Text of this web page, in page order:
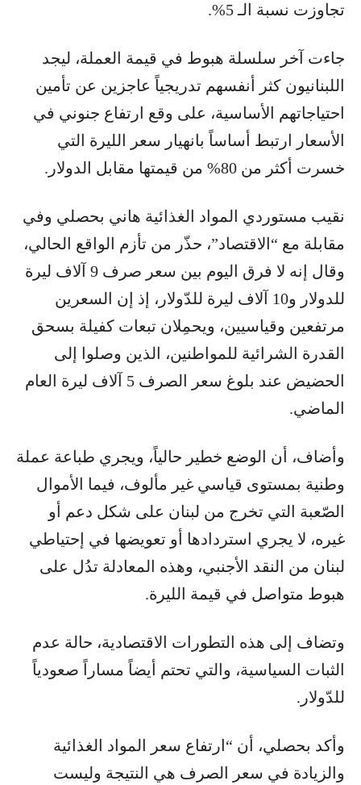
تجاوزت نسبة الـ 5%.
جاءت آخر سلسلة هبوط في قيمة العملة، ليجد
اللبنانيون كثر أنفسهم تدريجياً عاجزين عن تأمين
احتياجاتهم الأساسية، على وقع ارتفاع جنوني في
الأسعار ارتبط أساساً بانهيار سعر الليرة التي
خسرت أكثر من 80% من قيمتها مقابل ​الدولار​.
نقيب مستوردي ​المواد الغذائية​ هاني ​بحصلي​ وفي
مقابلة مع “الاقتصاد”، حذّر من تأزم الواقع الحالي،
وقال إنه لا فرق اليوم بين سعر صرف 9 آلاف ليرة
للدولار و10 آلاف ليرة للدّولار، إذ إن السعرين
مرتفعين وقياسيين، ويحمِلان تبعات كفيلة بسحق
القدرة الشرائية للمواطنين، الذين وصلوا إلى
الحضيض عند بلوغ سعر الصرف 5 آلاف ليرة العام
الماضي.
وأضاف، أن الوضع خطير حالياً، ويجري ​طباعة​ عملة
وطنية بمستوى قياسي غير مألوف، فيما الأموال
الصّعبة التي تخرج من لبنان على شكل دعم أو
غيره، لا يجري استردادها أو تعويضها في إحتياطي
لبنان من ​النقد الأجنبي​، وهذه المعادلة تدُل على
هبوط متواصل في قيمة الليرة.
وتضاف إلى هذه التطورات الاقتصادية، حالة عدم
الثبات السياسية، والتي تحتم أيضاً مساراً صعودياً
للدّولار.
وأكد بحصلي، أن “ارتفاع سعر المواد الغذائية
والزيادة في سعر الصرف هي النتيجة وليست